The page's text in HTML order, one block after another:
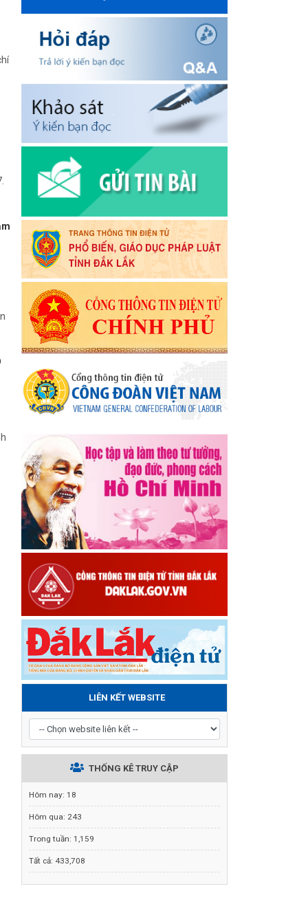
LIÊN KẾT WEBSITE
THỐNG KÊ TRUY CẬP
Hôm nay: 18
Hôm qua: 243
Trong tuần: 1,159
Tất cả: 433,708